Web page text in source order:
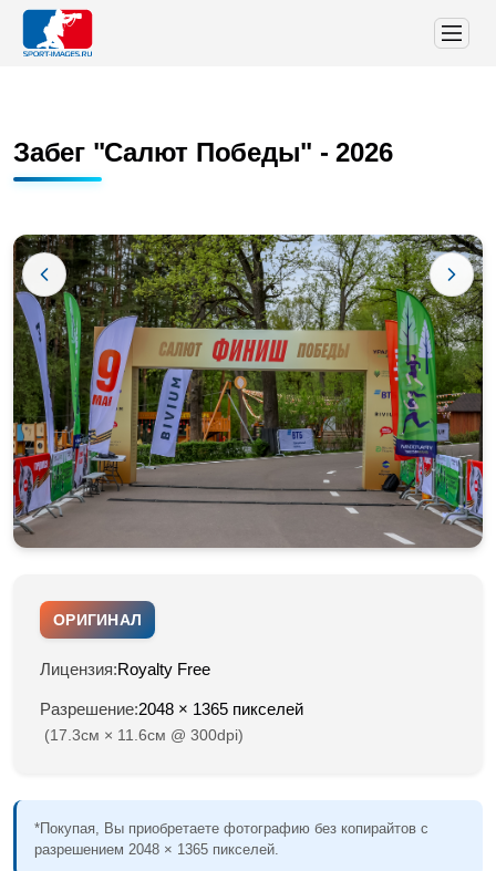
Забег "Салют Победы" - 2026
ОРИГИНАЛ
Лицензия:Royalty Free
Разрешение:2048 × 1365 пикселей
(17.3см × 11.6см @ 300dpi)
*Покупая, Вы приобретаете фотографию без копирайтов с
разрешением 2048 × 1365 пикселей.